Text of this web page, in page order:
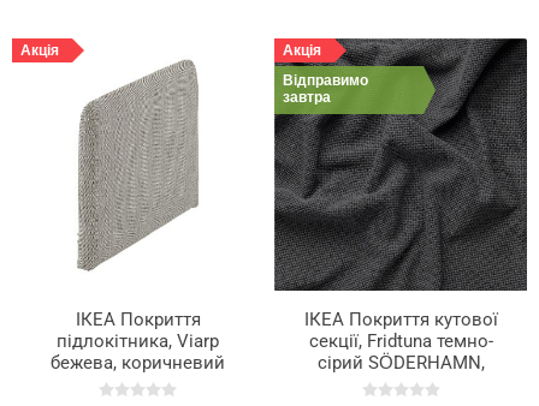
Акція
ІКЕА Покриття
підлокітника, Viarp
бежева, коричневий
SÖDERHAMN, 404.544.85
Акція
Відправимо
завтра
ІКЕА Покриття кутової
секції, Fridtuna темно-
сірий SÖDERHAMN,
605.191.17